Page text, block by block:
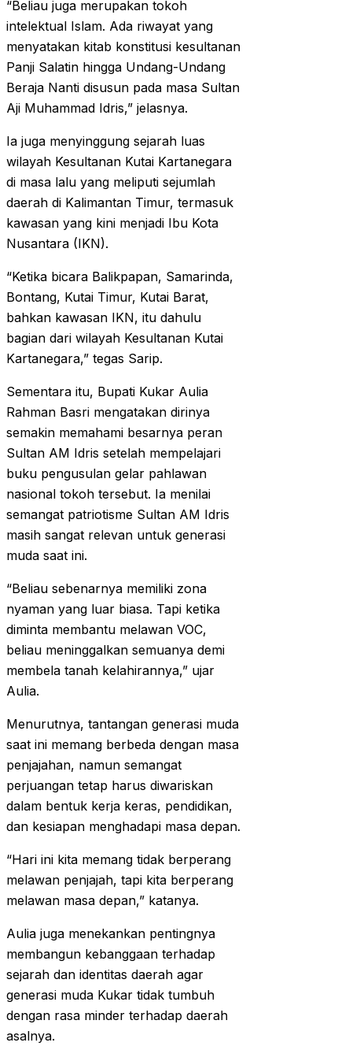
“Beliau juga merupakan tokoh
intelektual Islam. Ada riwayat yang
menyatakan kitab konstitusi kesultanan
Panji Salatin hingga Undang-Undang
Beraja Nanti disusun pada masa Sultan
Aji Muhammad Idris,” jelasnya.
Ia juga menyinggung sejarah luas
wilayah Kesultanan Kutai Kartanegara
di masa lalu yang meliputi sejumlah
daerah di Kalimantan Timur, termasuk
kawasan yang kini menjadi Ibu Kota
Nusantara (IKN).
“Ketika bicara Balikpapan, Samarinda,
Bontang, Kutai Timur, Kutai Barat,
bahkan kawasan IKN, itu dahulu
bagian dari wilayah Kesultanan Kutai
Kartanegara,” tegas Sarip.
Sementara itu, Bupati Kukar Aulia
Rahman Basri mengatakan dirinya
semakin memahami besarnya peran
Sultan AM Idris setelah mempelajari
buku pengusulan gelar pahlawan
nasional tokoh tersebut. Ia menilai
semangat patriotisme Sultan AM Idris
masih sangat relevan untuk generasi
muda saat ini.
“Beliau sebenarnya memiliki zona
nyaman yang luar biasa. Tapi ketika
diminta membantu melawan VOC,
beliau meninggalkan semuanya demi
membela tanah kelahirannya,” ujar
Aulia.
Menurutnya, tantangan generasi muda
saat ini memang berbeda dengan masa
penjajahan, namun semangat
perjuangan tetap harus diwariskan
dalam bentuk kerja keras, pendidikan,
dan kesiapan menghadapi masa depan.
“Hari ini kita memang tidak berperang
melawan penjajah, tapi kita berperang
melawan masa depan,” katanya.
Aulia juga menekankan pentingnya
membangun kebanggaan terhadap
sejarah dan identitas daerah agar
generasi muda Kukar tidak tumbuh
dengan rasa minder terhadap daerah
asalnya.